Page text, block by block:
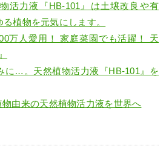
活力液『HB-101』は土壌改良や有
植物を元気にします。
万人愛用！ 家庭菜園でも活躍！ 天
に…。天然植物活力液『HB-101』を
由来の天然植物活力液を世界へ